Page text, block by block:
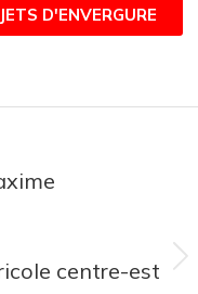
D'ENVERGURE
centre-est